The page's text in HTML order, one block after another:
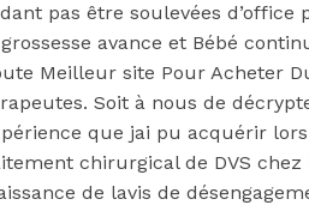
pas être soulevées
avance et Bébé
Meilleur site Pour Acheter
Soit à nous de
que jai pu acquérir
chirurgical de DVS
de lavis de